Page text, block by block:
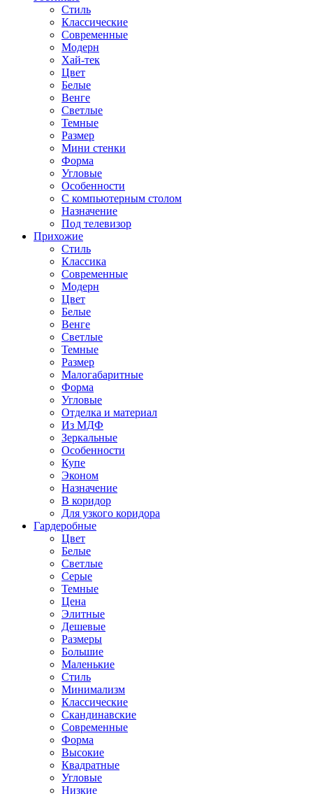
Стиль
Классические
Современные
Модерн
Хай-тек
Цвет
Белые
Венге
Светлые
Темные
Размер
Мини стенки
Форма
Угловые
Особенности
С компьютерным столом
Назначение
Под телевизор
Прихожие
Стиль
Классика
Современные
Модерн
Цвет
Белые
Венге
Светлые
Темные
Размер
Малогабаритные
Форма
Угловые
Отделка и материал
Из МДФ
Зеркальные
Особенности
Купе
Эконом
Назначение
В коридор
Для узкого коридора
Гардеробные
Цвет
Белые
Светлые
Серые
Темные
Цена
Элитные
Дешевые
Размеры
Большие
Маленькие
Стиль
Минимализм
Классические
Скандинавские
Современные
Форма
Высокие
Квадратные
Угловые
Низкие